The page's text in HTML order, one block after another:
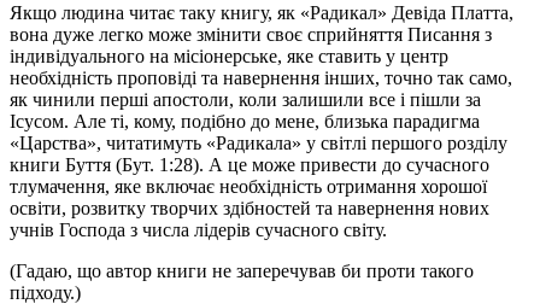
Якщо людина читає таку книгу, як «Радикал» Девіда Платта,
вона дуже легко може змінити своє сприйняття Писання з
індивідуального на місіонерське, яке ставить у центр
необхідність проповіді та навернення інших, точно так само,
як чинили перші апостоли, коли залишили все і пішли за
Ісусом. Але ті, кому, подібно до мене, близька парадигма
«Царства», читатимуть «Радикала» у світлі першого розділу
книги Буття (Бут. 1:28). А це може привести до сучасного
тлумачення, яке включає необхідність отримання хорошої
освіти, розвитку творчих здібностей та навернення нових
учнів Господа з числа лідерів сучасного світу.
(Гадаю, що автор книги не заперечував би проти такого
підходу.)